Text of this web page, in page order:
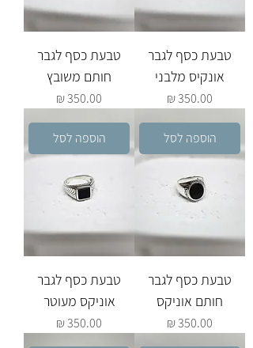
טבעת כסף לגבר
אונקיס מלבני
מחיר
טבעת כסף לגבר
חותם משובץ
מחיר
הוספה לסל
טבעת כסף לגבר
חותם אוניקס
מחיר
הוספה לסל
טבעת כסף לגבר
אוניקס מעוטר
מחיר